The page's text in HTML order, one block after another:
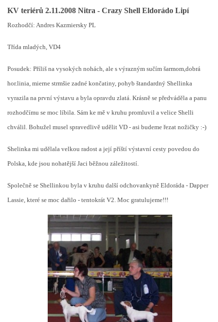
KV teriérů 2.11.2008 Nitra - Crazy Shell Eldorádo Lipí
Rozhodčí: Andres Kazmiersky PL
Třída mladých, VD4
Posudek: Příliš na vysokých nohách, ale s výrazným sučím šarmom,dobrá
hor.linia, mierne strmšie zadné končatiny, pohyb štandardný Shellinka
vyrazila na první výstavu a byla opravdu zlatá. Krásně se předváděla a panu
rozhodčímu se moc líbila. Sám ke mě v kruhu promluvil a velice Shelli
chválil. Bohužel musel spravedlivě udělit VD - asi budeme řezat nožičky :-)
Shelinka mi udělala velkou radost a její příští výstavní cesty povedou do
Polska, kde jsou nohatější Jaci běžnou záležitostí.
Společně se Shellinkou byla v kruhu další odchovankyně Eldoráda - Dapper
Lassie, které se moc dařilo - tentokrát V2. Moc gratulujeme!!!